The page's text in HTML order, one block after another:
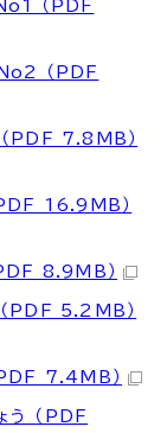
（PDF
（PDF
PDF 7.8MB）
16.9MB）
8.9MB）
PDF 5.2MB）
7.4MB）
う （PDF